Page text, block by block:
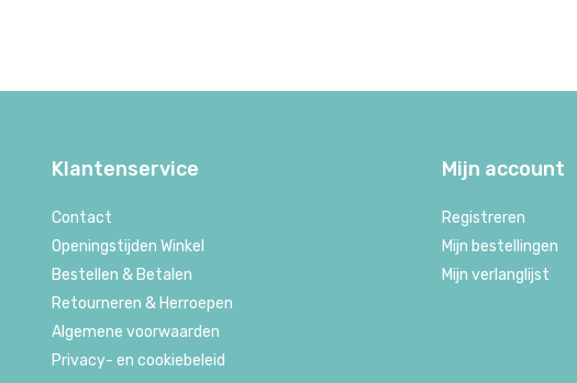
Klantenservice
Contact
Openingstijden Winkel
Bestellen & Betalen
Retourneren & Herroepen
Algemene voorwaarden
Privacy- en cookiebeleid
Mijn account
Registreren
Mijn bestellingen
Mijn verlanglijst